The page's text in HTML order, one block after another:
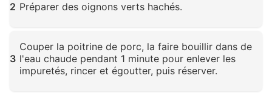
2 Préparer des oignons verts hachés.
3
Couper la poitrine de porc, la faire bouillir dans de
l'eau chaude pendant 1 minute pour enlever les
impuretés, rincer et égoutter, puis réserver.